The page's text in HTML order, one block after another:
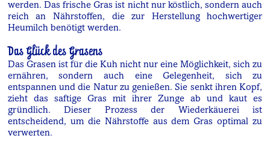
werden. Das frische Gras ist nicht nur köstlich, sondern auch
reich an Nährstoffen, die zur Herstellung hochwertiger
Heumilch benötigt werden.
Das Glück des Grasens
Das Grasen ist für die Kuh nicht nur eine Möglichkeit, sich zu
ernähren, sondern auch eine Gelegenheit, sich zu
entspannen und die Natur zu genießen. Sie senkt ihren Kopf,
zieht das saftige Gras mit ihrer Zunge ab und kaut es
gründlich. Dieser Prozess der Wiederkäuerei ist
entscheidend, um die Nährstoffe aus dem Gras optimal zu
verwerten.